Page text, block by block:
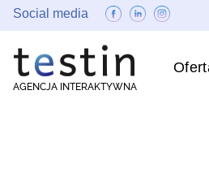
Social media
AGENCJA INTERAKTYWNA